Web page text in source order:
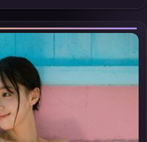
清在线追剧体验。